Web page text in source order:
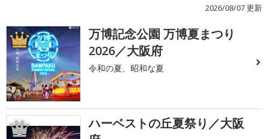
2026/08/07 更新
1
万博記念公園 万博夏まつり
2026／大阪府
令和の夏、昭和な夏
2
ハーベストの丘夏祭り／大阪